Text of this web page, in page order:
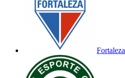
Fortaleza